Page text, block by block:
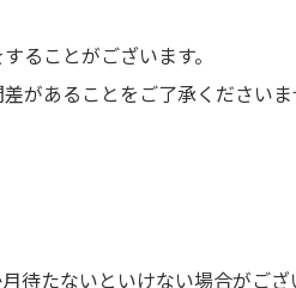
ることがございます。
があることをご了承くださいま
待たないといけない場合がござ